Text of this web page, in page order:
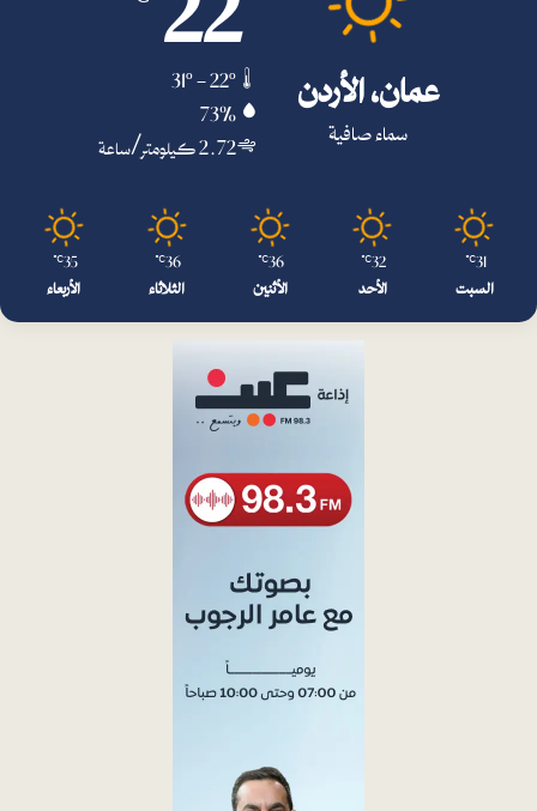
عمان، الأردن
سماء صافية 73%
2.72 كيلومتر/ساعة
31
℃
السبت
32
℃
الأحد
36
℃
الأثنين
36
℃
الثلاثاء
35
℃
الأربعاء